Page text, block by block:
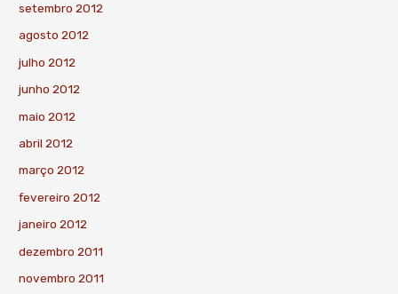
setembro 2012
agosto 2012
julho 2012
junho 2012
maio 2012
abril 2012
março 2012
fevereiro 2012
janeiro 2012
dezembro 2011
novembro 2011